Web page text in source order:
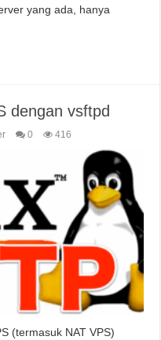
yang ada, hanya
dengan vsftpd
0 416
(termasuk NAT VPS)